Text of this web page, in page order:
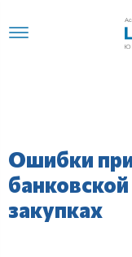
Ошибки
банковской
закупках